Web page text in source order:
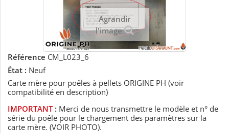
Agrandir
l'image
Référence CM_L023_6
État : Neuf
Carte mère pour poêles à pellets ORIGINE PH (voir
compatibilité en description)
IMPORTANT : Merci de nous transmettre le modèle et n° de
série du poêle pour le chargement des paramètres sur la
carte mère. (VOIR PHOTO).